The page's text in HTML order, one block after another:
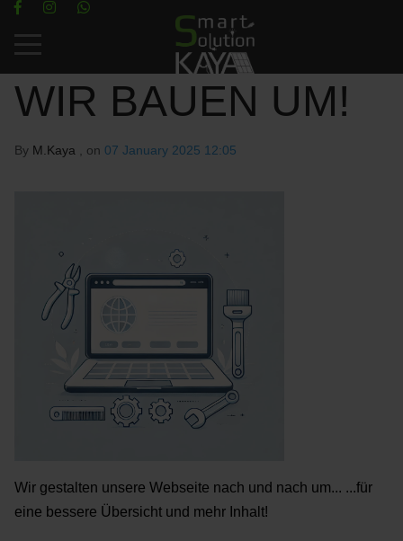
Mobile Menu Toggle
WIR BAUEN UM!
By M.Kaya , on 07 January 2025 12:05
Wir gestalten unsere Webseite nach und nach um... ...für
eine bessere Übersicht und mehr Inhalt!